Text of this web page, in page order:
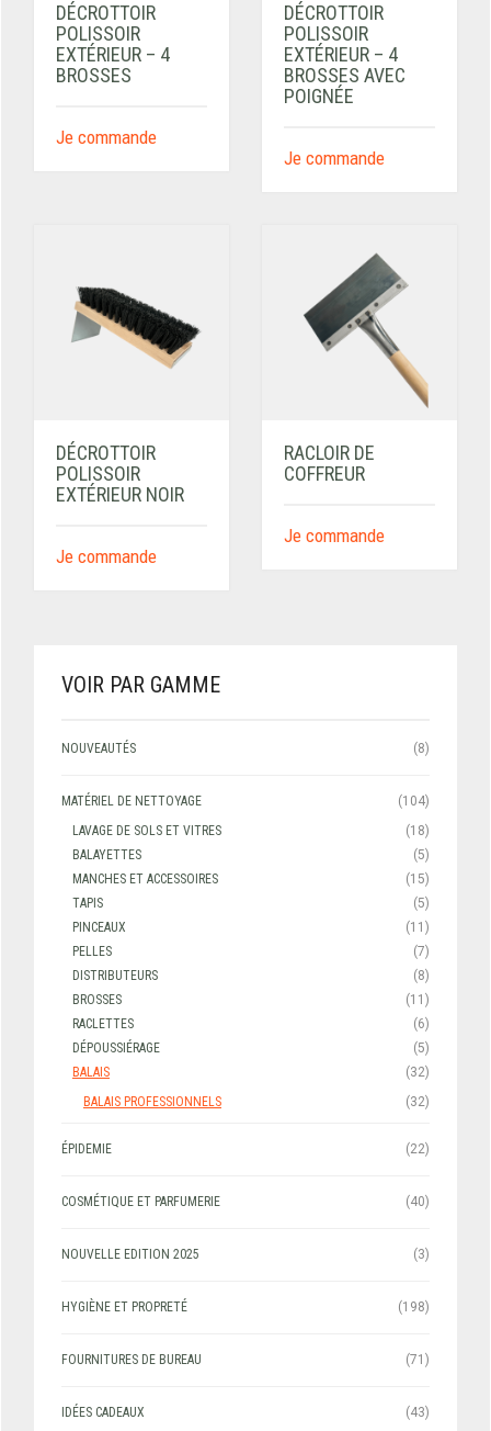
DÉCROTTOIR
POLISSOIR
EXTÉRIEUR – 4
BROSSES
Je commande
DÉCROTTOIR
POLISSOIR
EXTÉRIEUR – 4
BROSSES AVEC
POIGNÉE
Je commande
DÉCROTTOIR
POLISSOIR
EXTÉRIEUR NOIR
Je commande
RACLOIR DE
COFFREUR
Je commande
VOIR PAR GAMME
NOUVEAUTÉS (8)
MATÉRIEL DE NETTOYAGE
(104)
LAVAGE DE SOLS ET VITRES
(18)
BALAYETTES
(5)
MANCHES ET ACCESSOIRES
(15)
TAPIS
(5)
PINCEAUX
(11)
PELLES
(7)
DISTRIBUTEURS
(8)
BROSSES
(11)
RACLETTES
(6)
DÉPOUSSIÉRAGE
(5)
BALAIS
(32)
BALAIS PROFESSIONNELS
(32)
ÉPIDEMIE (22)
COSMÉTIQUE ET PARFUMERIE (40)
NOUVELLE EDITION 2025 (3)
HYGIÈNE ET PROPRETÉ (198)
FOURNITURES DE BUREAU (71)
IDÉES CADEAUX (43)